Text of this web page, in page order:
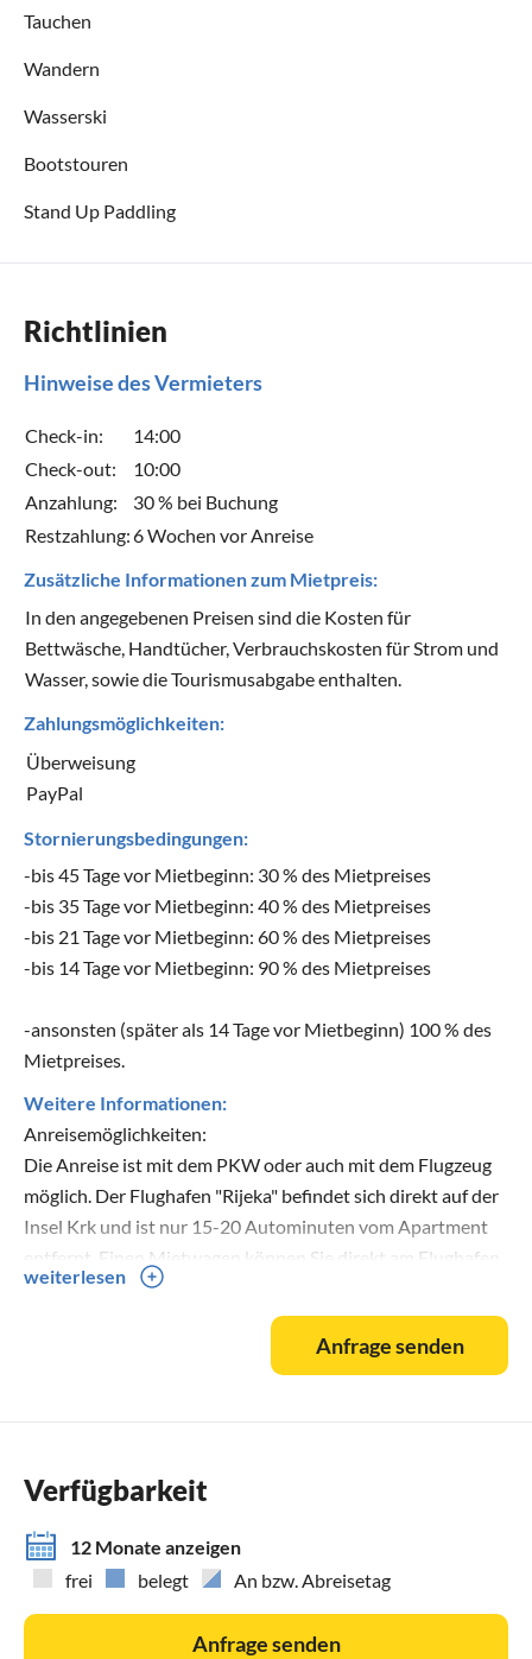
Tauchen
Wandern
Wasserski
Bootstouren
Stand Up Paddling
Richtlinien
Hinweise des Vermieters
Check-in:
14:00
Check-out:
10:00
Anzahlung:
30 % bei Buchung
Restzahlung:6 Wochen vor Anreise
Zusätzliche Informationen zum Mietpreis:
In den angegebenen Preisen sind die Kosten für
Bettwäsche, Handtücher, Verbrauchskosten für Strom und
Wasser, sowie die Tourismusabgabe enthalten.
Zahlungsmöglichkeiten:
Überweisung
PayPal
Stornierungsbedingungen:
-bis 45 Tage vor Mietbeginn: 30 % des Mietpreises
-bis 35 Tage vor Mietbeginn: 40 % des Mietpreises
-bis 21 Tage vor Mietbeginn: 60 % des Mietpreises
-bis 14 Tage vor Mietbeginn: 90 % des Mietpreises
-ansonsten (später als 14 Tage vor Mietbeginn) 100 % des
Mietpreises.
Weitere Informationen:
Anreisemöglichkeiten:
Die Anreise ist mit dem PKW oder auch mit dem Flugzeug
möglich. Der Flughafen "Rijeka" befindet sich direkt auf der
Insel Krk und ist nur 15-20 Autominuten vom Apartment
entfernt. Einen Mietwagen können Sie direkt am Flughafen
in Empfang nehmen.
Einen Einkaufsmarkt im Ort erreichen Sie nach 300 Metern.
befindet sich in Malinska am Kreisel. Das Zentrum von Krk
ist nur 8 km entfernt.
Restaurants in der Nähe:
Zwei typische Restaurants mit Grill sind in nur wenigen
weiterlesen
Anfrage senden
Verfügbarkeit
12 Monate anzeigen
frei
belegt An bzw. Abreisetag
Anfrage senden